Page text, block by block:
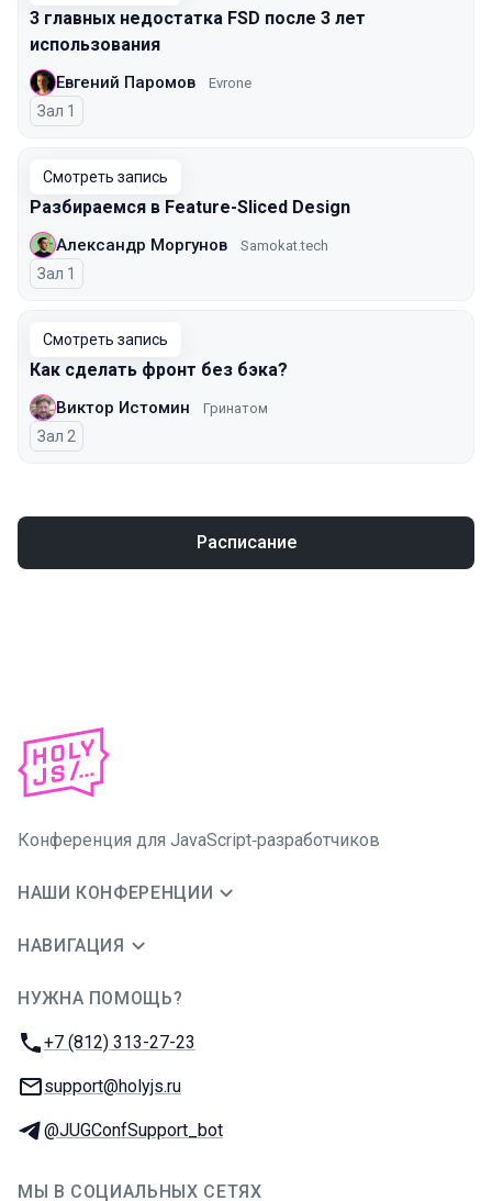
3 главных недостатка FSD после 3 лет
использования
Евгений Паромов Evrone
Зал 1
Смотреть запись
Разбираемся в Feature-Sliced Design
Александр Моргунов Samokat.tech
Зал 1
Смотреть запись
Как сделать фронт без бэка?
Виктор Истомин Гринатом
Зал 2
Расписание
Конференция для JavaScript‑разработчиков
НАШИ КОНФЕРЕНЦИИ
НАВИГАЦИЯ
НУЖНА ПОМОЩЬ?
Телефон:
+7 (812) 313-27-23
E-mail:
support@holyjs.ru
Телеграм:
@JUGConfSupport_bot
МЫ В СОЦИАЛЬНЫХ СЕТЯХ